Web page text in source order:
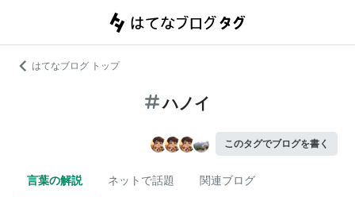
はてなブログ トップ
ハノイ
このタグでブログを書く
言葉の解説 ネットで話題 関連ブログ